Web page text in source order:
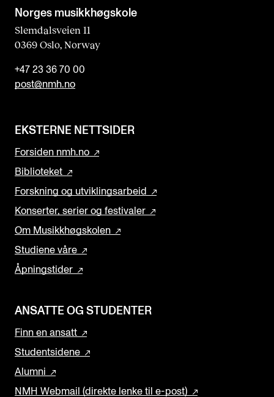
Norges musikk­høgskole
Slemdalsveien 11
0369 Oslo, Norway
+47 23 36 70 00
post@nmh.no
EKSTERNE NETTSIDER
Forsiden nmh.no
Biblioteket
Forskning og utviklingsarbeid
Konserter, serier og festivaler
Om Musikkhøgskolen
Studiene våre
Åpningstider
ANSATTE OG STUDENTER
Finn en ansatt
Studentsidene
Alumni
NMH Webmail (direkte lenke til e-post)